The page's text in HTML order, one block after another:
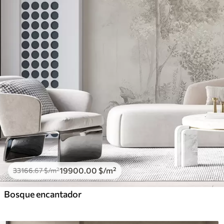
33166.67$/m²19900.00 $/m²
Bosque encantador